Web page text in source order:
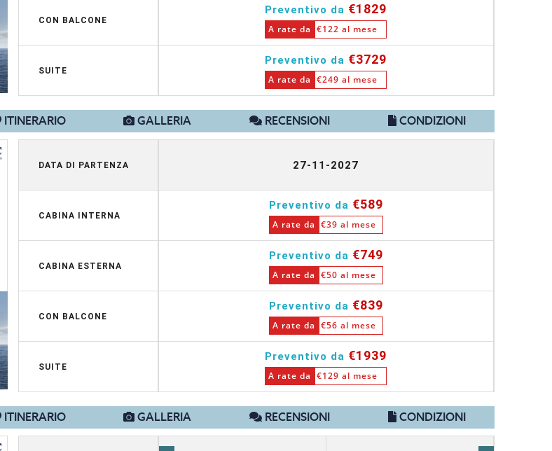
CON BALCONE
SUITE
Preventivo da €1829
A rate da €122 al mese
Preventivo da €3729
A rate da €249 al mese
ITINERARIO GALLERIA RECENSIONI CONDIZIONI
DATA DI PARTENZA
CABINA INTERNA
CABINA ESTERNA
CON BALCONE
SUITE
27-11-2027
Preventivo da €589
A rate da €39 al mese
Preventivo da €749
A rate da €50 al mese
Preventivo da €839
A rate da €56 al mese
Preventivo da €1939
A rate da €129 al mese
ITINERARIO GALLERIA RECENSIONI CONDIZIONI